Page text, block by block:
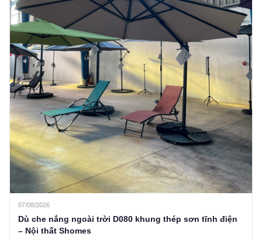
07/08/2026
Dù che nắng ngoài trời D080 khung thép sơn tĩnh điện
– Nội thất Shomes